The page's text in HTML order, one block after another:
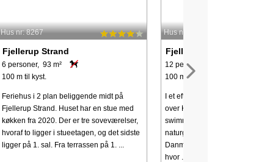
Hus nr: 8267
Fjellerup Strand
6 personer, 93 m²
100 m til kyst.
Feriehus i 2 plan beliggende midt på
Fjellerup Strand. Huset har en stue med
køkken fra 2020. Der er tre soveværelser,
hvoraf to ligger i stueetagen, og det sidste
ligger på 1. sal. Fra terrassen på 1. ...
Hus nr: 74218
Fjellerup Strand
12 personer, 183 m²
100 m til kyst.
I et eftertragtet
over Kattegat ligger dette
swimmingpool, spabad og
naturgrund. Her er I
Danmarks skønneste
hvor ...